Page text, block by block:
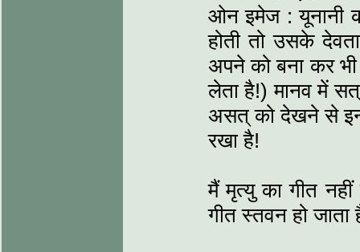
ओन इमेज : यूनानी
होती तो उसके
अपने को बना कर भी
लेता है!) मानव में
असत् को देखने से
रखा है!
मैं मृत्यु का गीत
गीत स्तवन हो